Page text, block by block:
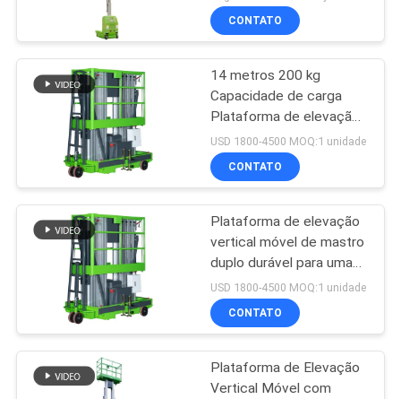
Máquina
desbastadora
elétrica da ordem
Empilhadeira
Portátil
4
mastro autopropulsado
CONTATO
14 metros 200 kg
Capacidade de carga
Plataforma de elevação
vertical Duplo mastro
Manual empurrando
USD 1800-4500 MOQ:1 unidade
CONTATO
Plataforma de elevação
vertical móvel de mastro
duplo durável para uma
altura de plataforma de 8
m
USD 1800-4500 MOQ:1 unidade
CONTATO
Plataforma de Elevação
Vertical Móvel com